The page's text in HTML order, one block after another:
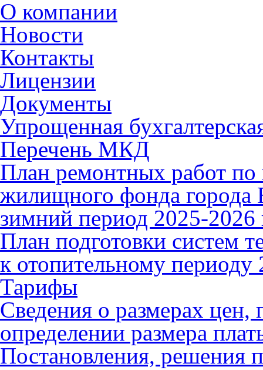
О компании
Новости
Контакты
Лицензии
Документы
Упрощенная
Перечень МКД
План ремонтных работ по
жилищного фонда города
зимний период 2025-2026
План подготовки систем
к отопительному периоду
Тарифы
Сведения о размерах
определении размера
Постановления, решения